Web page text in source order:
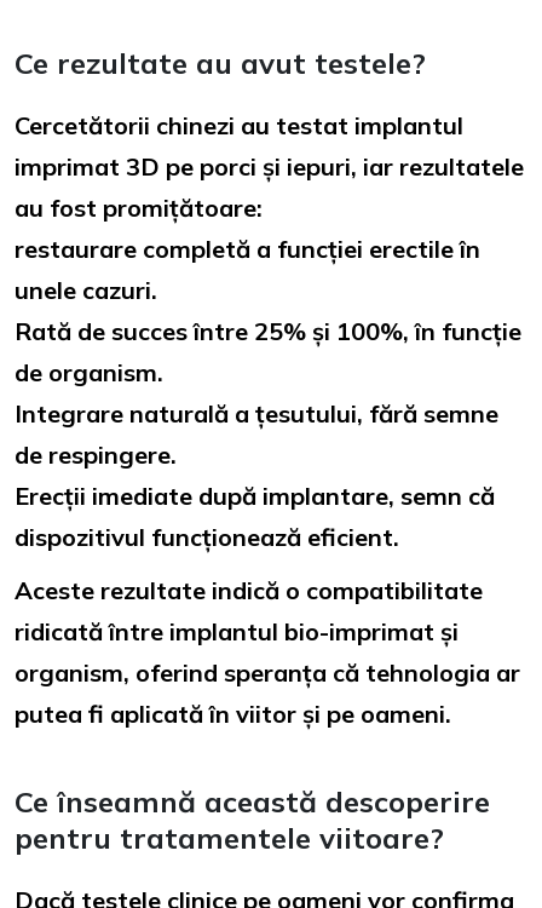
Ce rezultate au avut testele?
Cercetătorii chinezi au testat implantul
imprimat 3D pe porci și iepuri, iar rezultatele
au fost promițătoare:
restaurare completă a funcției erectile în
unele cazuri.
Rată de succes între 25% și 100%, în funcție
de organism.
Integrare naturală a țesutului, fără semne
de respingere.
Erecții imediate după implantare, semn că
dispozitivul funcționează eficient.
Aceste rezultate indică o compatibilitate
ridicată între implantul bio-imprimat și
organism, oferind speranța că tehnologia ar
putea fi aplicată în viitor și pe oameni.
Ce înseamnă această descoperire
pentru tratamentele viitoare?
Dacă testele clinice pe oameni vor confirma